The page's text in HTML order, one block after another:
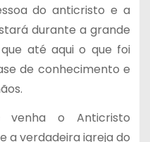
do anticristo e a
durante a grande
até aqui o que foi
de conhecimento e
venha o Anticristo
a verdadeira igreja do